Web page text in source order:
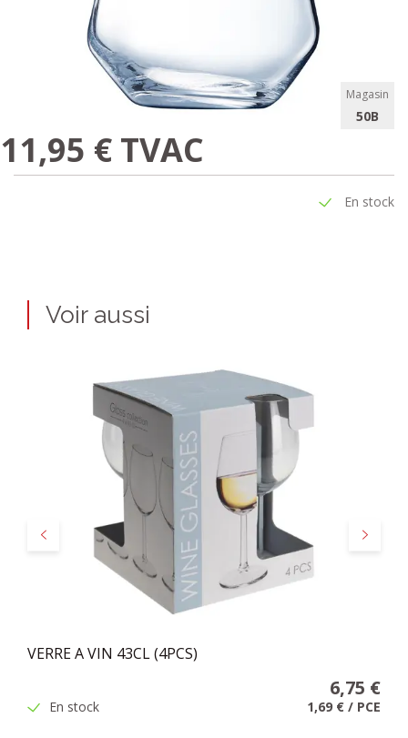
Magasin
50B
11,95 € TVAC
En stock
Voir aussi
Précédent Suivant
VERRE A VIN 43CL (4PCS)
6,75 €
En stock 1,69 € / PCE